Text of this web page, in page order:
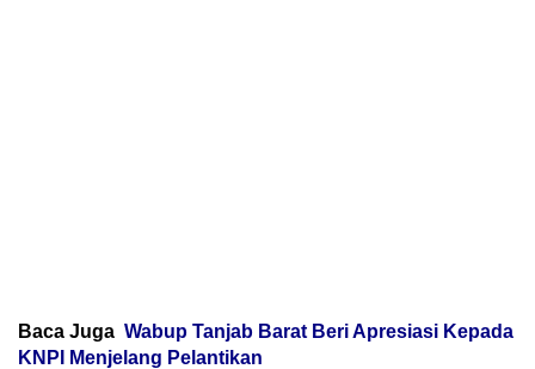
Baca Juga Wabup Tanjab Barat Beri Apresiasi Kepada
KNPI Menjelang Pelantikan